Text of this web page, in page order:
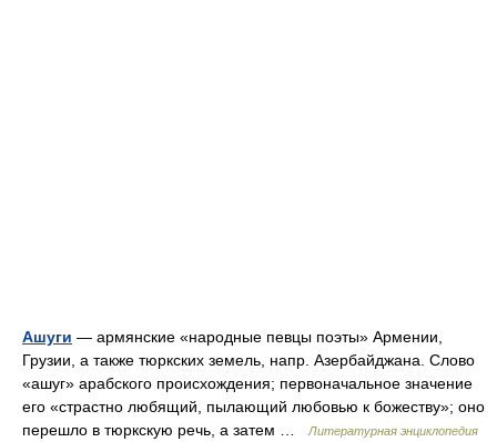
Ашуги — армянские «народные певцы поэты» Армении,
Грузии, а также тюркских земель, напр. Азербайджана. Слово
«ашуг» арабского происхождения; первоначальное значение
его «страстно любящий, пылающий любовью к божеству»; оно
перешло в тюркскую речь, а затем …
Литературная энциклопедия